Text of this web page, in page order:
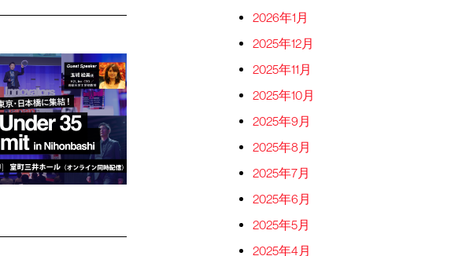
2026年1月
2025年12月
2025年11月
2025年10月
2025年9月
2025年8月
2025年7月
2025年6月
2025年5月
2025年4月